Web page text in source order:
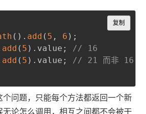
( ) . add ( 5 , 6 ) ;
add ( 5 ) . value ;
// 16
add ( 5 ) . value ; // 21 而非 16
复制
Copy
个问题，只能每个方法都返回一个新
无论怎么调用，相互之间都不会被干